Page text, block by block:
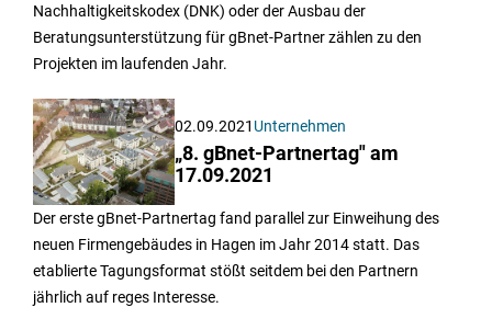
Nachhaltigkeitskodex (DNK) oder der Ausbau der
Beratungsunterstützung für gBnet-Partner zählen zu den
Projekten im laufenden Jahr.
02.09.2021 Unternehmen
„8. gBnet-Partnertag" am
17.09.2021
Der erste gBnet-Partnertag fand parallel zur Einweihung des
neuen Firmengebäudes in Hagen im Jahr 2014 statt. Das
etablierte Tagungsformat stößt seitdem bei den Partnern
jährlich auf reges Interesse.